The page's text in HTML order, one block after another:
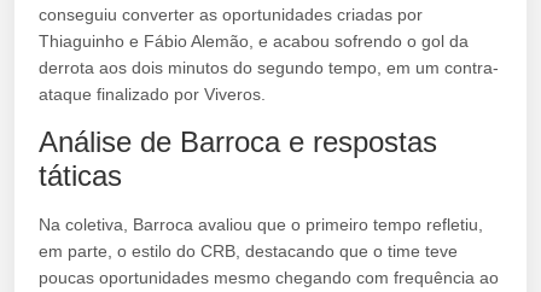
conseguiu converter as oportunidades criadas por
Thiaguinho e Fábio Alemão, e acabou sofrendo o gol da
derrota aos dois minutos do segundo tempo, em um contra-
ataque finalizado por Viveros.
Análise de Barroca e respostas
táticas
Na coletiva, Barroca avaliou que o primeiro tempo refletiu,
em parte, o estilo do CRB, destacando que o time teve
poucas oportunidades mesmo chegando com frequência ao